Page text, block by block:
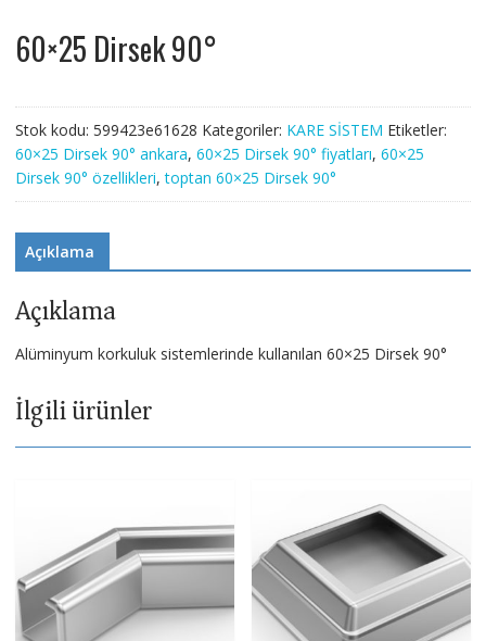
60×25 Dirsek 90°
Stok kodu: 599423e61628 Kategoriler: KARE SİSTEM Etiketler:
60×25 Dirsek 90° ankara, 60×25 Dirsek 90° fiyatları, 60×25
Dirsek 90° özellikleri,toptan 60×25 Dirsek 90°
Açıklama
Açıklama
Alüminyum korkuluk sistemlerinde kullanılan 60×25 Dirsek 90°
İlgili ürünler